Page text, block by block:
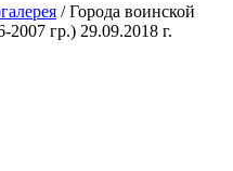
/Города воинской
гр.) 29.09.2018 г.